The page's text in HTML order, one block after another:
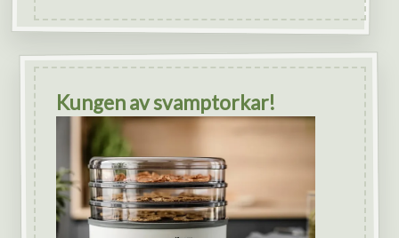
Kungen av svamptorkar!